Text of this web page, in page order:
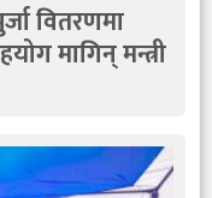
वितरणमा
मागिन् मन्त्री